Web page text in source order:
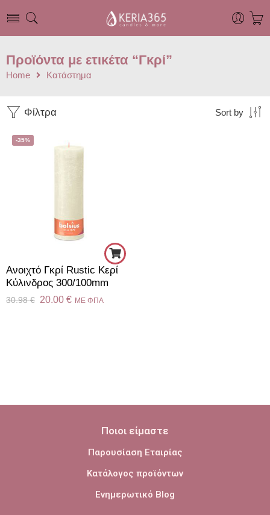
Προϊόντα με ετικέτα “Γκρί”
Home Κατάστημα
Φίλτρα Sort by
-35%
Ανοιχτό Γκρί Rustic Κερί
Kύλινδρος 300/100mm
30.98€ 20.00 € ME ΦΠΑ
Ποιοι είμαστε
Παρουσίαση Εταιρίας
Κατάλογος προϊόντων
Ενημερωτικό Blog